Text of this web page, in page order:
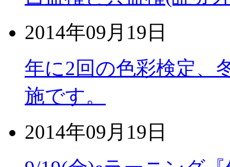
2014年09月19日
年に2回の色彩検定、
施です。
2014年09月19日